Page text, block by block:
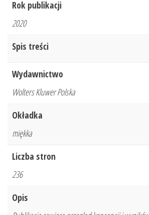
Rok publikacji
2020
Spis treści
Wydawnictwo
Wolters Kluwer Polska
Okładka
miękka
Liczba stron
236
Opis